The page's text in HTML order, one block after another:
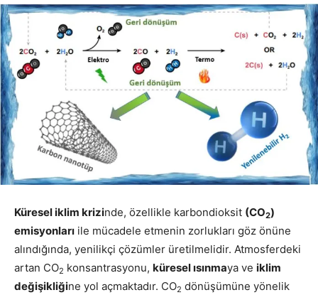
Küresel iklim krizinde, özellikle karbondioksit (CO2)
emisyonları ile mücadele etmenin zorlukları göz önüne
alındığında, yenilikçi çözümler üretilmelidir. Atmosferdeki
artan CO2 konsantrasyonu, küresel ısınmaya ve iklim
değişikliğine yol açmaktadır. CO2 dönüşümüne yönelik